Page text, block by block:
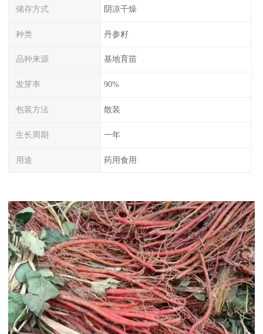
储存方式 阴凉干燥
种类 丹参籽
品种来源 基地育苗
发芽率 90%
包装方法 散装
生长周期 一年
用途 药用食用